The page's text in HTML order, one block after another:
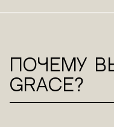
Почему
Grace?